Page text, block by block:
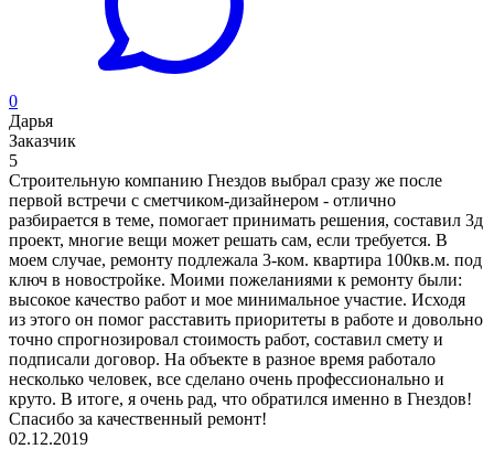
0
Дарья
Заказчик
5
Строительную компанию Гнездов выбрал сразу же после
первой встречи с сметчиком-дизайнером - отлично
разбирается в теме, помогает принимать решения, составил 3д
проект, многие вещи может решать сам, если требуется. В
моем случае, ремонту подлежала 3-ком. квартира 100кв.м. под
ключ в новостройке. Моими пожеланиями к ремонту были:
высокое качество работ и мое минимальное участие. Исходя
из этого он помог расставить приоритеты в работе и довольно
точно спрогнозировал стоимость работ, составил смету и
подписали договор. На объекте в разное время работало
несколько человек, все сделано очень профессионально и
круто. В итоге, я очень рад, что обратился именно в Гнездов!
Спасибо за качественный ремонт!
02.12.2019